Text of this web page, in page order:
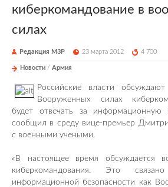
киберкомандование в
силах
Редакция М3Р 23 марта 2012 4 700
Новости / Армия
Российские власти
Вооруженных силах
будет отвечать за информационную
сообщил в среду вице-премьер
с военными учеными.
«В настоящее время обсуждается
киберкомандования. Это
информационной безопасности как